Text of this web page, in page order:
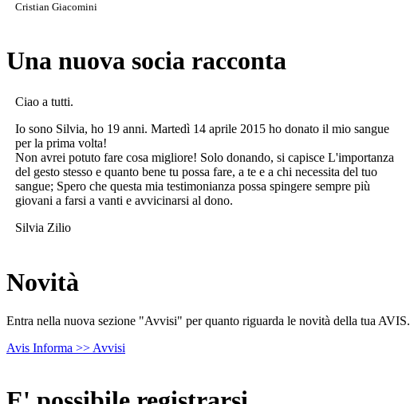
Cristian Giacomini
Una nuova socia racconta
Ciao a tutti.
Io sono Silvia, ho 19 anni. Martedì 14 aprile 2015 ho donato il mio sangue
per la prima volta!
Non avrei potuto fare cosa migliore! Solo donando, si capisce L'importanza
del gesto stesso e quanto bene tu possa fare, a te e a chi necessita del tuo
sangue; Spero che questa mia testimonianza possa spingere sempre più
giovani a farsi a vanti e avvicinarsi al dono.
Silvia Zilio
Novità
Entra nella nuova sezione "Avvisi" per quanto riguarda le novità della tua AVIS.
Avis Informa >> Avvisi